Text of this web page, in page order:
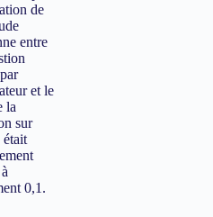
de
entre
et le
la
sur
0,1.